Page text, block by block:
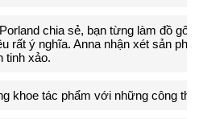
chia sẻ, bạn từng làm đồ
rất ý nghĩa. Anna nhận xét sản
tinh xảo.
khoe tác phẩm với những công